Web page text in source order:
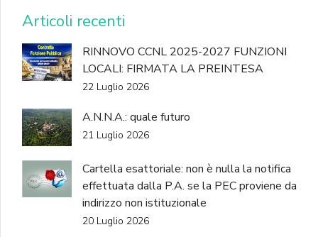
Articoli recenti
RINNOVO CCNL 2025-2027 FUNZIONI
LOCALI: FIRMATA LA PREINTESA
22 Luglio 2026
A.N.N.A.: quale futuro
21 Luglio 2026
Cartella esattoriale: non è nulla la notifica
effettuata dalla P.A. se la PEC proviene da
indirizzo non istituzionale
20 Luglio 2026